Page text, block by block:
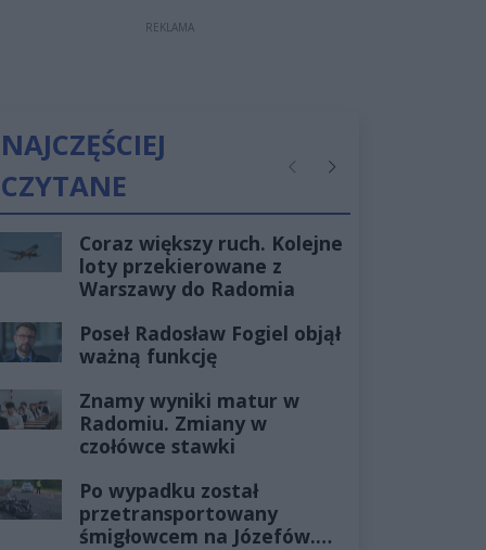
REKLAMA
NAJCZĘŚCIEJ
CZYTANE
PoprzednieNastępne
Coraz większy ruch. Kolejne
loty przekierowane z
Warszawy do Radomia
Poseł Radosław Fogiel objął
ważną funkcję
Znamy wyniki matur w
Radomiu. Zmiany w
czołówce stawki
Po wypadku został
przetransportowany
śmigłowcem na Józefów.